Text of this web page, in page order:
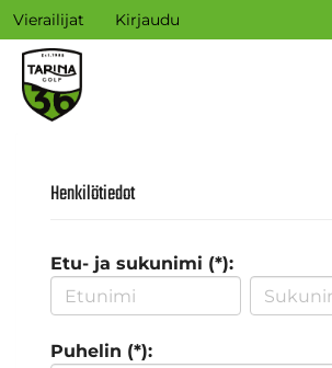
Vierailijat Kirjaudu
Henkilötiedot
Etu- ja sukunimi (*):
Puhelin (*):